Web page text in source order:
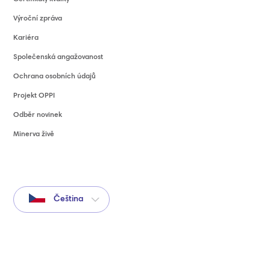
Výroční zpráva
Kariéra
Společenská angažovanost
Ochrana osobních údajů
Projekt OPPI
Odběr novinek
Minerva živě
Čeština